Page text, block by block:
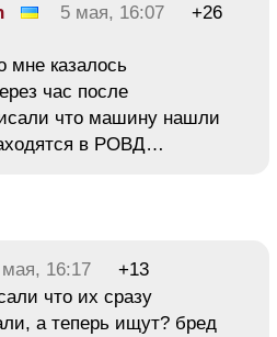
5 мая, 16:07 +26
мне казалось
час после
что машину нашли
в РОВД…
16:17
+13
что их сразу
а теперь ищут? бред